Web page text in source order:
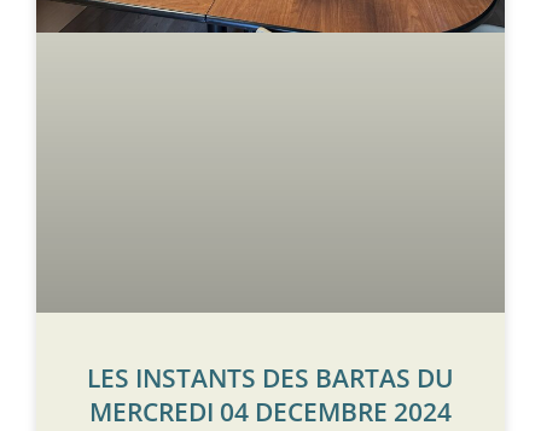
LES INSTANTS DES BARTAS DU
MERCREDI 04 DECEMBRE 2024